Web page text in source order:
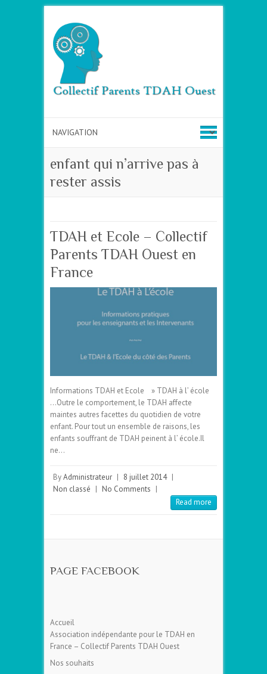
enfant qui n’arrive pas à
rester assis
TDAH et Ecole – Collectif
Parents TDAH Ouest en
France
Informations TDAH et Ecole » TDAH à l’ école
…Outre le comportement, le TDAH affecte
maintes autres facettes du quotidien de votre
enfant. Pour tout un ensemble de raisons, les
enfants souffrant de TDAH peinent à l’ école.Il
ne…
ByAdministrateur | 8 juillet 2014 |
Non classé | No Comments |
Read more
PAGE FACEBOOK
Accueil
Association indépendante pour le TDAH en
France – Collectif Parents TDAH Ouest
Nos souhaits